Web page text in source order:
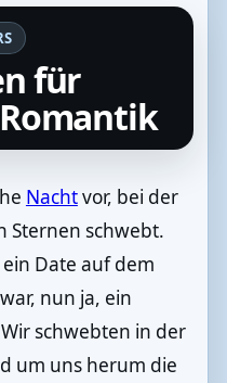
für
Nachtvor, bei der
Sternen schwebt.
Date auf dem
nun ja, ein
schwebten in der
um uns herum die